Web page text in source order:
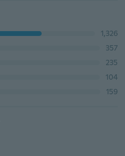
1,326
357
235
104
159